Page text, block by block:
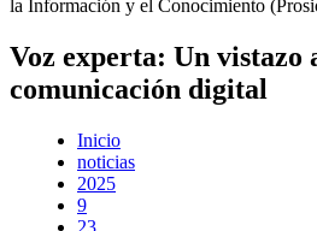
la Información y el Conocimiento
Voz experta: Un vistazo
comunicación digital
Inicio
noticias
2025
9
23